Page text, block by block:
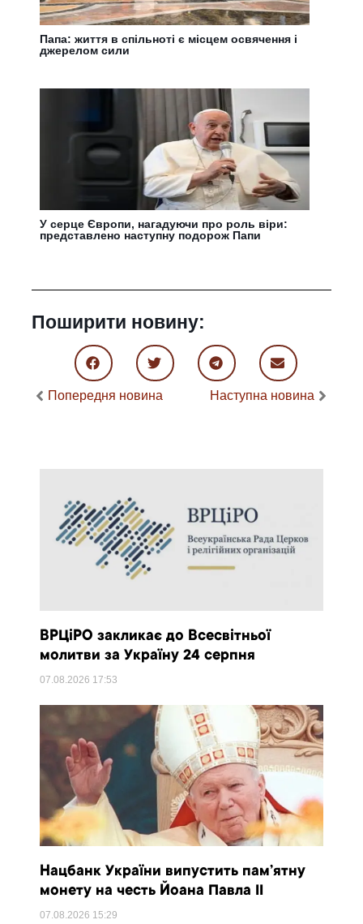
Папа: життя в спільноті є місцем освячення і
джерелом сили
У серце Європи, нагадуючи про роль віри:
представлено наступну подорож Папи
Поширити новину:
Попередня новина Наступна новина
ВРЦіРО закликає до Всесвітньої
молитви за Україну 24 серпня
07.08.2026 17:53
Нацбанк України випустить пам’ятну
монету на честь Йоана Павла II
07.08.2026 15:29